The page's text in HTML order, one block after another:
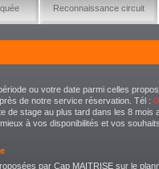
Reconnaissance circuit
ou votre date parmi celles
de notre service réservation. Tél :
de stage au plus tard dans les 8 mois
à vos disponibilités et vos souhaits.
par Cap MAITRISE sur le